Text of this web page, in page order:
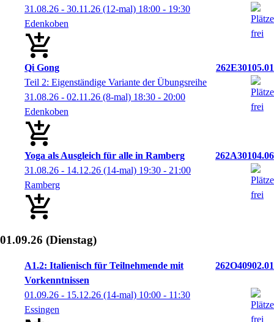
31.08.26 - 30.11.26 (12-mal) 18:00 - 19:30
Edenkoben
Qi Gong
262E30105.01
Teil 2: Eigenständige Variante der Übungsreihe
31.08.26 - 02.11.26 (8-mal) 18:30 - 20:00
Edenkoben
Yoga als Ausgleich für alle in Ramberg
262A30104.06
31.08.26 - 14.12.26 (14-mal) 19:30 - 21:00
Ramberg
01.09.26 (Dienstag)
A1.2: Italienisch für Teilnehmende mit
Vorkenntnissen
262O40902.01
01.09.26 - 15.12.26 (14-mal) 10:00 - 11:30
Essingen